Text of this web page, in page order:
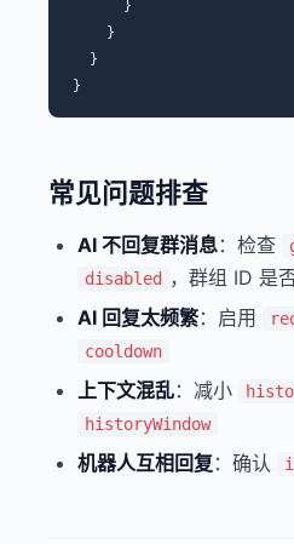
      }
    }
  }
常见问题排查
AI 不回复群消息：检查
disabled
，群组 ID 是
AI 回复太频繁：启用
cooldown
上下文混乱：减小
historyWindow
机器人互相回复 ：确认